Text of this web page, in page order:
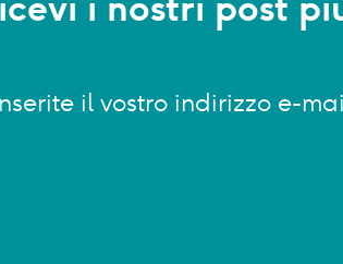
Inserite il vostro indirizzo e-